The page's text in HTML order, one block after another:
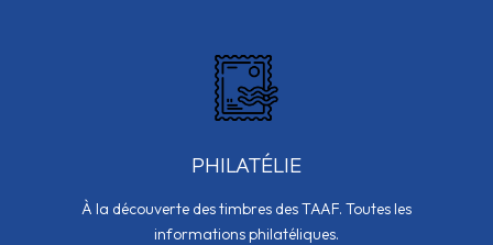
PHILATÉLIE
À la découverte des timbres des TAAF. Toutes les
informations philatéliques.